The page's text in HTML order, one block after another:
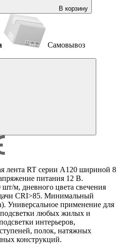
В корзину
Самовывоз
лента RT серии A120 шириной 8
питания 12 В.
м, дневного цвета свечения
CRI>85. Минимальный
Универсальное применение для
подсветки любых жилых и
интерьеров,
полок, натяжных
конструкций.